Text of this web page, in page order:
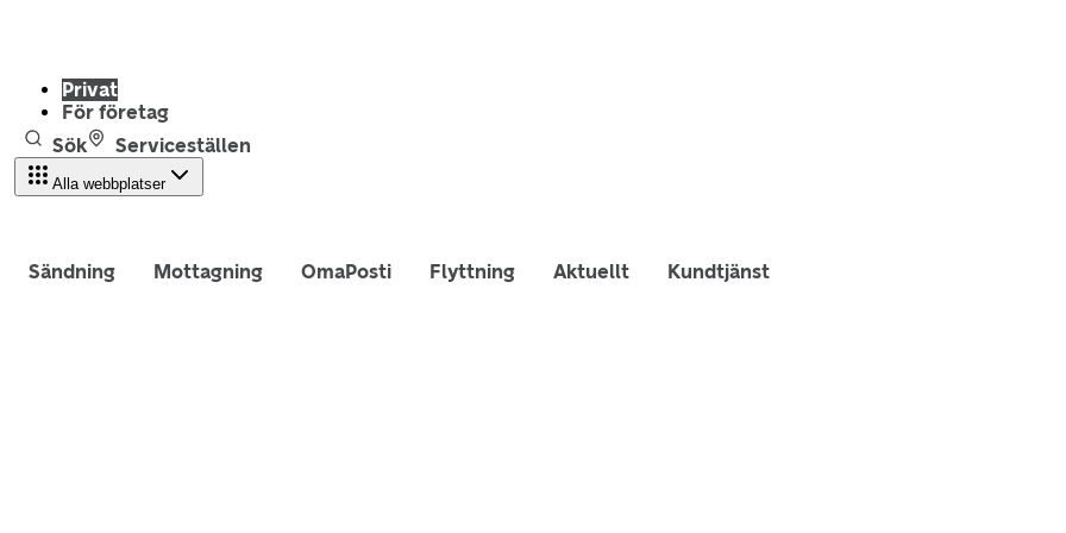
Privat
För företag
Sök
Serviceställen
Alla webbplatser
Sändning Mottagning OmaPosti Flyttning Aktuellt Kundtjänst